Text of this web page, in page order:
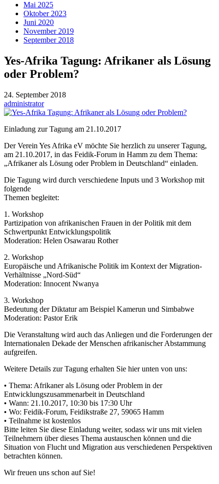
Mai 2025
Oktober 2023
Juni 2020
November 2019
September 2018
Yes-Afrika Tagung: Afrikaner als Lösung
oder Problem?
24. September 2018
administrator
Einladung zur Tagung am 21.10.2017
Der Verein Yes Afrika eV möchte Sie herzlich zu unserer Tagung,
am 21.10.2017, in das Feidik-Forum in Hamm zu dem Thema:
„Afrikaner als Lösung oder Problem in Deutschland“ einladen.
Die Tagung wird durch verschiedene Inputs und 3 Workshop mit
folgende
Themen begleitet:
1. Workshop
Partizipation von afrikanischen Frauen in der Politik mit dem
Schwertpunkt Entwicklungspolitik
Moderation: Helen Osawarau Rother
2. Workshop
Europäische und Afrikanische Politik im Kontext der Migration-
Verhältnisse „Nord-Süd“
Moderation: Innocent Nwanya
3. Workshop
Bedeutung der Diktatur am Beispiel Kamerun und Simbabwe
Moderation: Pastor Erik
Die Veranstaltung wird auch das Anliegen und die Forderungen der
Internationalen Dekade der Menschen afrikanischer Abstammung
aufgreifen.
Weitere Details zur Tagung erhalten Sie hier unten von uns:
• Thema: Afrikaner als Lösung oder Problem in der
Entwicklungszusammenarbeit in Deutschland
• Wann: 21.10.2017, 10:30 bis 17:30 Uhr
• Wo: Feidik-Forum, Feidikstraße 27, 59065 Hamm
• Teilnahme ist kostenlos
Bitte leiten Sie diese Einladung weiter, sodass wir uns mit vielen
Teilnehmern über dieses Thema austauschen können und die
Situation von Flucht und Migration aus verschiedenen Perspektiven
betrachten können.
Wir freuen uns schon auf Sie!